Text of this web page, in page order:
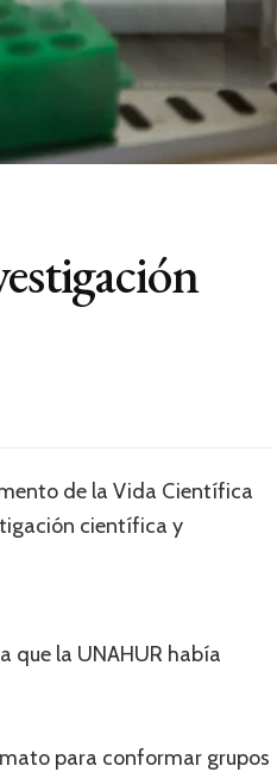
de la Vida Científica
científica y
que la UNAHUR había
para conformar grupos